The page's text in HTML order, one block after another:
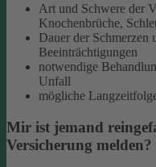
Art und Schwere der
Knochenbrüche,
Dauer der Schmerzen
Beeinträchtigungen
notwendige
Unfall
mögliche
Mir ist jemand
Versicherung melden?